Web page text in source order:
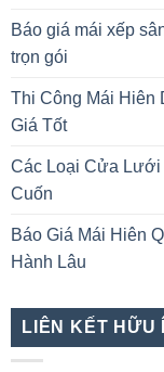
Báo giá mái xếp
trọn gói
Thi Công Mái Hiên
Giá Tốt
Các Loại Cửa Lưới
Cuốn
Báo Giá Mái Hiên
Hành Lâu
LIÊN KẾT HỮU